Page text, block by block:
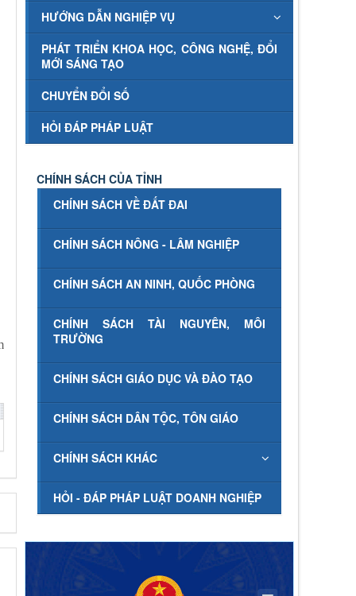
HƯỚNG DẪN NGHIỆP VỤ
PHÁT TRIỂN KHOA HỌC, CÔNG NGHỆ, ĐỔI
MỚI SÁNG TẠO
CHUYỂN ĐỔI SỐ
HỎI ĐÁP PHÁP LUẬT
CHÍNH SÁCH CỦA TỈNH
CHÍNH SÁCH VỀ ĐẤT ĐAI
CHÍNH SÁCH NÔNG - LÂM NGHIỆP
CHÍNH SÁCH AN NINH, QUỐC PHÒNG
CHÍNH SÁCH TÀI NGUYÊN, MÔI
TRƯỜNG
CHÍNH SÁCH GIÁO DỤC VÀ ĐÀO TẠO
CHÍNH SÁCH DÂN TỘC, TÔN GIÁO
CHÍNH SÁCH KHÁC
HỎI - ĐÁP PHÁP LUẬT DOANH NGHIỆP